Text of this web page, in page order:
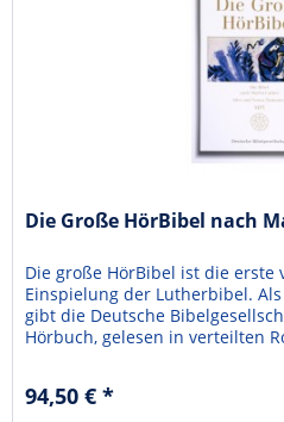
Die Große HörBibel nach
Die große HörBibel ist die
Einspielung der Lutherbibel.
gibt die Deutsche
Hörbuch, gelesen in verteilten
Namen wie Michael Mendl,...
94,50 € *